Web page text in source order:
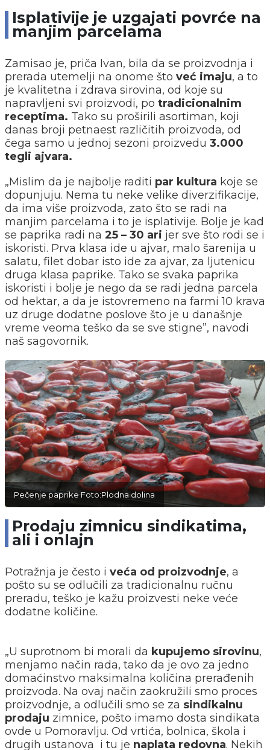
Isplativije je uzgajati povrće na
manjim parcelama
Zamisao je, priča Ivan, bila da se proizvodnja i
prerada utemelji na onome što već imaju, a to
je kvalitetna i zdrava sirovina, od koje su
napravljeni svi proizvodi, po tradicionalnim
receptima. Tako su proširili asortiman, koji
danas broji petnaest različitih proizvoda, od
čega samo u jednoj sezoni proizvedu 3.000
tegli ajvara.
„Mislim da je najbolje raditi par kultura koje se
dopunjuju. Nema tu neke velike diverzifikacije,
da ima više proizvoda, zato što se radi na
manjim parcelama i to je isplativije. Bolje je kad
se paprika radi na 25 – 30 ari jer sve što rodi se i
iskoristi. Prva klasa ide u ajvar, malo šarenija u
salatu, filet dobar isto ide za ajvar, za ljutenicu
druga klasa paprike. Tako se svaka paprika
iskoristi i bolje je nego da se radi jedna parcela
od hektar, a da je istovremeno na farmi 10 krava
uz druge dodatne poslove što je u današnje
vreme veoma teško da se sve stigne”, navodi
naš sagovornik.
Pečenje paprike Foto:Plodna dolina
Prodaju zimnicu sindikatima,
ali i onlajn
Potražnja je često i veća od proizvodnje, a
pošto su se odlučili za tradicionalnu ručnu
preradu, teško je kažu proizvesti neke veće
dodatne količine.
„U suprotnom bi morali da kupujemo sirovinu,
menjamo način rada, tako da je ovo za jedno
domaćinstvo maksimalna količina prerađenih
proizvoda. Na ovaj način zaokružili smo proces
proizvodnje, a odlučili smo se za sindikalnu
prodaju zimnice, pošto imamo dosta sindikata
ovde u Pomoravlju. Od vrtića, bolnica, škola i
drugih ustanova i tu je naplata redovna. Nekih